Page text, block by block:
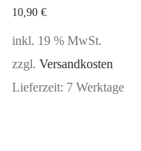
10,90 €
inkl. 19 % MwSt.
zzgl. Versandkosten
Lieferzeit: 7 Werktage